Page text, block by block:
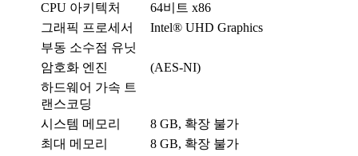
CPU 아키텍처
64비트 x86
그래픽 프로세서
Intel® UHD Graphics
부동 소수점 유닛
암호화 엔진
(AES-NI)
하드웨어 가속 트
랜스코딩
시스템 메모리
8 GB, 확장 불가
최대 메모리
8 GB, 확장 불가